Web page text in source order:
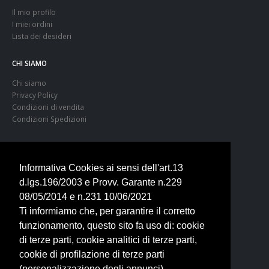
Il mio profilo
I miei ordini
Lista dei desideri
CHI SIAMO
Chi siamo
Privacy Policy
Condizioni di vendita
Condizioni Spedizioni
Tel. 0744 400401
+39 351 6192900
armeriaitalia@libero.it
LUN 15:30 - 19:30
Dal MAR al SAB
9:00 - 13:00 | 15:30 - 19:30
Domenica chiuso
ARMERIA ITALIA SRL
Informativa Cookies ai sensi dell'art.13
d.lgs.196/2003 e Provv. Garante n.229
08/05/2014 e n.231 10/06/2021
Ti informiamo che, per garantire il corretto
funzionamento, questo sito fa uso di: cookie
di terze parti, cookie analitici di terze parti,
cookie di profilazione di terze parti